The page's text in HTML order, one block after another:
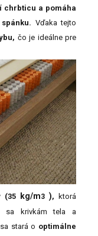
chrbticu a pomáha
Vďaka tejto
čo je ideálne pre
(35 kg/m3 ), ktorá
sa krivkám tela a
stará o optimálne